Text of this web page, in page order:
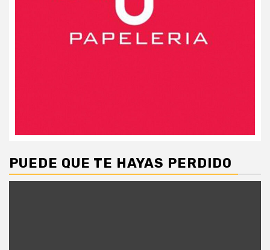
PUEDE QUE TE HAYAS PERDIDO